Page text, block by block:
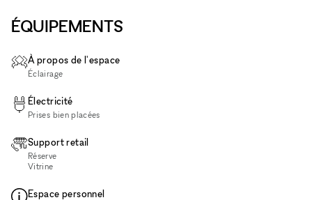
ÉQUIPEMENTS
À propos de l'espace
Éclairage
Électricité
Prises bien placées
Support retail
Réserve
Vitrine
Espace personnel